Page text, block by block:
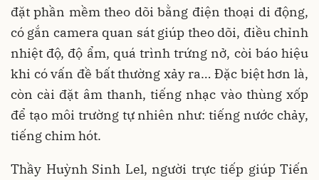
đặt phần mềm theo dõi bằng điện thoại di động,
có gắn camera quan sát giúp theo dõi, điều chỉnh
nhiệt độ, độ ẩm, quá trình trứng nở, còi báo hiệu
khi có vấn đề bất thường xảy ra… Đặc biệt hơn là,
còn cài đặt âm thanh, tiếng nhạc vào thùng xốp
để tạo môi trường tự nhiên như: tiếng nước chảy,
tiếng chim hót.
Thầy Huỳnh Sinh Lel, người trực tiếp giúp Tiến